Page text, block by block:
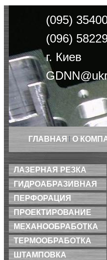
(095)
(096)
г. Киев
ГЛАВНАЯ О
ЛАЗЕРНАЯ РЕЗКА
ГИДРОАБРАЗИВНАЯ
ПЕРФОРАЦИЯ
ПРОЕКТИРОВАНИЕ
МЕХАНООБРАБОТКА
ТЕРМООБРАБОТКА
ШТАМПОВКА